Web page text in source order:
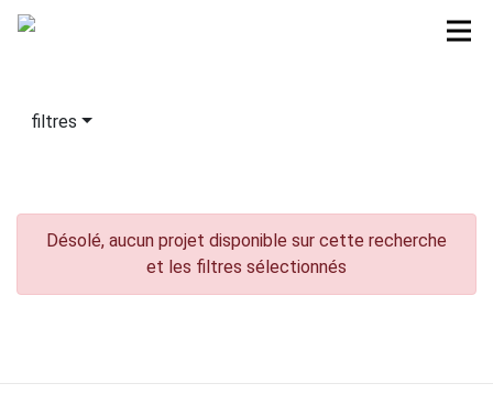
filtres
Désolé, aucun projet disponible sur cette recherche
et les filtres sélectionnés